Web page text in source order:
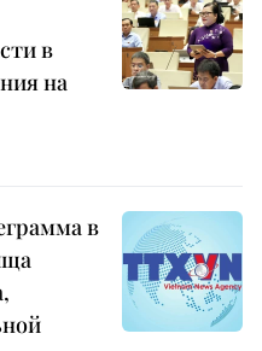
в
на
в